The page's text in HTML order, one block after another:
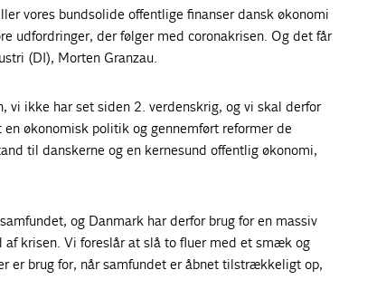
vores bundsolide offentlige finanser dansk økonomi
udfordringer, der følger med coronakrisen. Og det får
(DI), Morten Granzau.
vi ikke har set siden 2. verdenskrig, og vi skal derfor
økonomisk politik og gennemført reformer de
til danskerne og en kernesund offentlig økonomi,
og Danmark har derfor brug for en massiv
krisen. Vi foreslår at slå to fluer med et smæk og
er brug for, når samfundet er åbnet tilstrækkeligt op,